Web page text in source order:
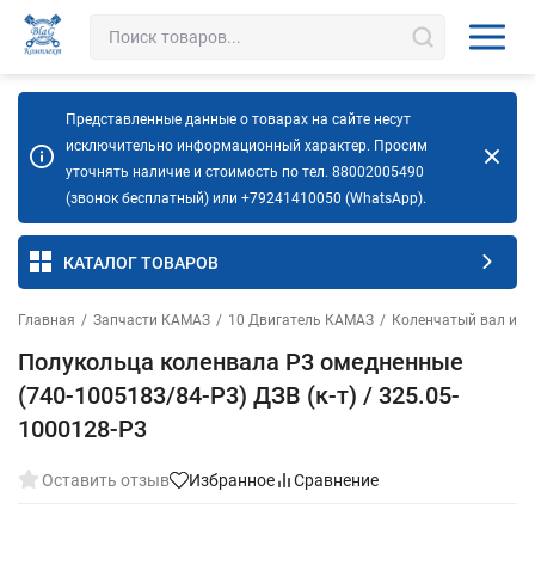
Представленные данные о товарах на сайте несут
исключительно информационный характер. Просим
уточнять наличие и стоимость по тел. 88002005490
(звонок бесплатный) или +79241410050 (WhatsApp).
КАТАЛОГ ТОВАРОВ
Главная / Запчасти КАМАЗ / 10 Двигатель КАМАЗ / Коленчатый вал и
Полукольца коленвала Р3 омедненные
(740-1005183/84-Р3) ДЗВ (к-т) / 325.05-
1000128-Р3
Оставить отзыв Избранное Сравнение